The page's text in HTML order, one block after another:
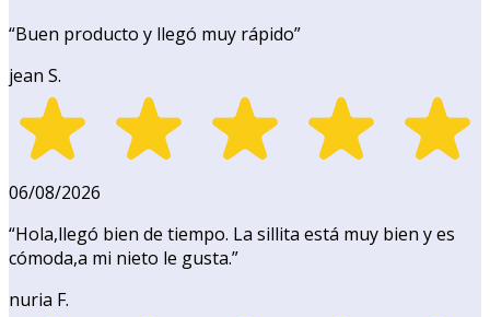
“Buen producto y llegó muy rápido”
jean S.
06/08/2026
“Hola,llegó bien de tiempo. La sillita está muy bien y es
cómoda,a mi nieto le gusta.”
nuria F.